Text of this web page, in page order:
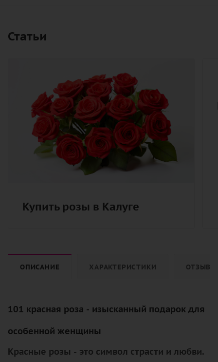
Статьи
Купить розы в Калуге
ОПИСАНИЕ ХАРАКТЕРИСТИКИ ОТЗЫВЫ
101 красная роза - изысканный подарок для
особенной женщины
Красные розы - это символ страсти и любви.